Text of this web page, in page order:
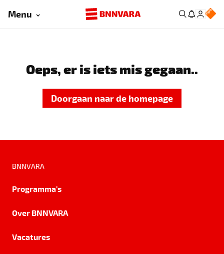
Menu
Oeps, er is iets mis gegaan..
Doorgaan naar de homepage
BNNVARA
Programma's
Over BNNVARA
Vacatures